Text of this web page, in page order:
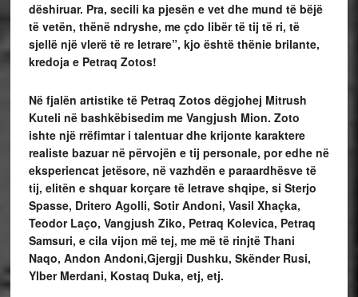
dëshiruar. Pra, secili ka pjesën e vet dhe mund të bëjë
të vetën, thënë ndryshe, me çdo libër të tij të ri, të
sjellë një vlerë të re letrare”, kjo është thënie brilante,
kredoja e Petraq Zotos!
Në fjalën artistike të Petraq Zotos dëgjohej Mitrush
Kuteli në bashkëbisedim me Vangjush Mion. Zoto
ishte një rrëfimtar i talentuar dhe krijonte karaktere
realiste bazuar në përvojën e tij personale, por edhe në
eksperiencat jetësore, në vazhdën e paraardhësve të
tij, elitën e shquar korçare të letrave shqipe, si Sterjo
Spasse, Dritero Agolli, Sotir Andoni, Vasil Xhaçka,
Teodor Laço, Vangjush Ziko, Petraq Kolevica, Petraq
Samsuri, e cila vijon më tej, me më të rinjtë Thani
Naqo, Andon Andoni,Gjergji Dushku, Skënder Rusi,
Ylber Merdani, Kostaq Duka, etj, etj.